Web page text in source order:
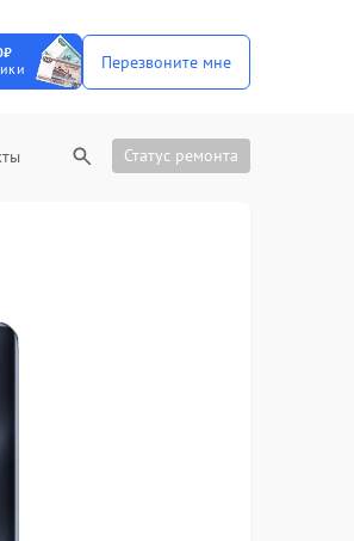
Перезвоните мне
Статус ремонта